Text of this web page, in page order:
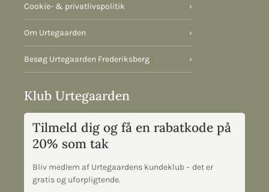
Cookie- & privatlivspolitik ›
Om Urtegaarden ›
Besøg Urtegaarden Frederiksberg ›
Klub Urtegaarden
Tilmeld dig og få en rabatkode på
20% som tak
Bliv medlem af Urtegaardens kundeklub – det er
gratis og uforpligtende.